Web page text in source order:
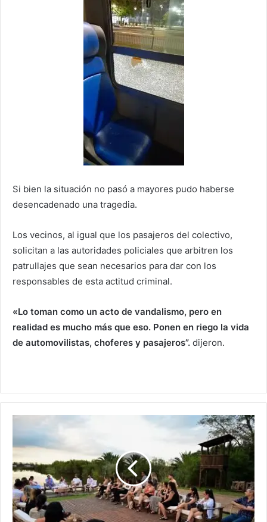
Si bien la situación no pasó a mayores pudo haberse
desencadenado una tragedia.
Los vecinos, al igual que los pasajeros del colectivo,
solicitan a las autoridades policiales que arbitren los
patrullajes que sean necesarios para dar con los
responsables de esta actitud criminal.
«Lo toman como un acto de vandalismo, pero en
realidad es mucho más que eso. Ponen en riego la vida
de automovilistas, choferes y pasajeros”. dijeron.